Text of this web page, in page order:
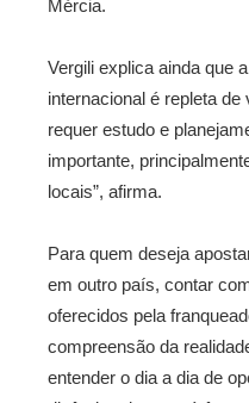
Mércia.
Vergili explica ainda que
internacional é repleta
requer estudo e
importante,
locais”, afirma.
Para quem deseja
em outro país, contar
oferecidos pela
compreensão da
entender o dia a dia de